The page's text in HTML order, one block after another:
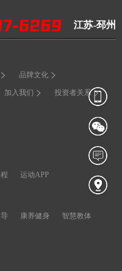
江苏-邳州
品牌文化
加入我们 投资者关系
运动APP
康养健身 智慧教体